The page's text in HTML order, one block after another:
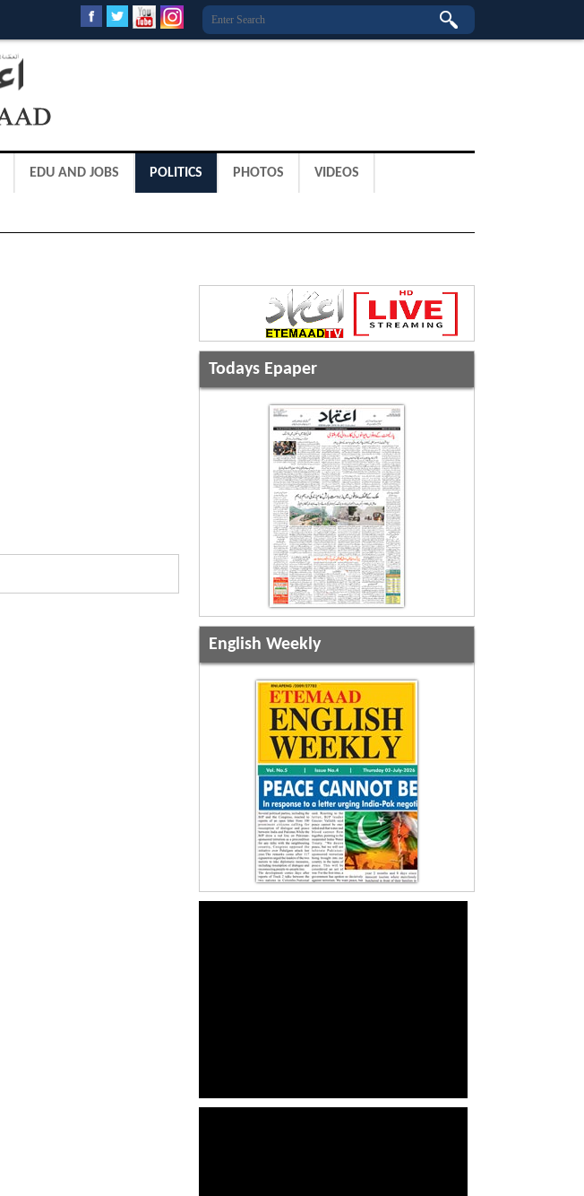
EDU AND JOBS POLITICS PHOTOS VIDEOS
Todays Epaper
English Weekly